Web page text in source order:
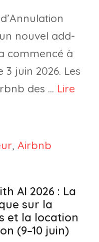
nouvel add-
commencé à
3 juin 2026. Les
des … Lire
, Airbnb
AI 2026 : La
sur la
et la location
(9–10 juin)